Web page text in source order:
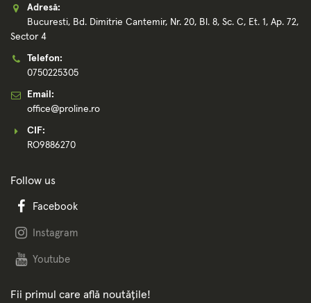
Adresă:
Bucuresti, Bd. Dimitrie Cantemir, Nr. 20, Bl. 8, Sc. C, Et. 1, Ap. 72,
Sector 4
Telefon:
0750225305
Email:
office@proline.ro
CIF:
RO9886270
Follow us
Facebook
Instagram
Youtube
Fii primul care află noutățile!